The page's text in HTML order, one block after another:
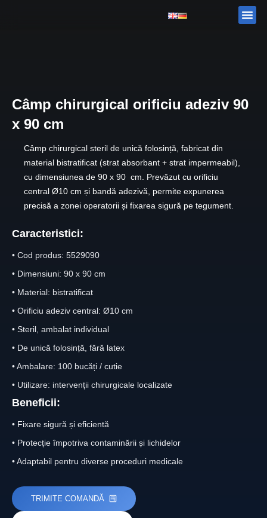
Câmp chirurgical orificiu adeziv 90
x 90 cm
Câmp chirurgical steril de unică folosință, fabricat din
material bistratificat (strat absorbant + strat impermeabil),
cu dimensiunea de 90 x 90 cm. Prevăzut cuorificiu
central Ø10 cm și bandă adezivă , permite expunerea
precisă a zonei operatorii și fixarea sigură pe tegument.
Caracteristici:
• Cod produs: 5529090
• Dimensiuni: 90 x 90 cm
• Material: bistratificat
• Orificiu adeziv central: Ø10 cm
• Steril, ambalat individual
• De unică folosință, fără latex
•Ambalare: 100 bucăți / cutie
• Utilizare: intervenții chirurgicale localizate
Beneficii:
• Fixare sigură și eficientă
• Protecție împotriva contaminării și lichidelor
•Adaptabil pentru diverse proceduri medicale
TRIMITE COMANDĂ